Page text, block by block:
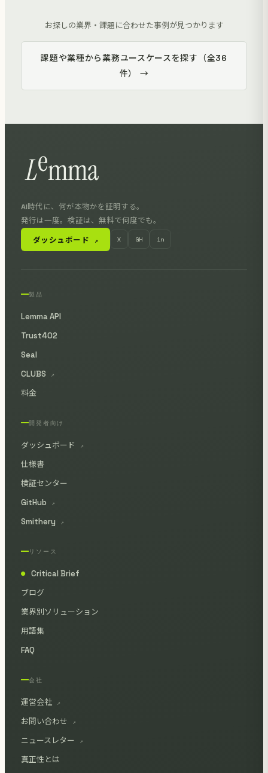
お探しの業界・課題に合わせた事例が見つかります
課題や業種から業務ユースケースを探す（全36
件） →
AI時代に、何が本物かを証明する。
発行は一度。検証は、無料で何度でも。
ダッシュボード ↗ X GH in
製品
Lemma API
Trust402
Seal
CLUBS
↗
料金
開発者向け
ダッシュボード ↗
仕様書
検証センター
GitHub
↗
Smithery ↗
リソース
●
Critical Brief
ブログ
業界別ソリューション
用語集
FAQ
会社
運営会社 ↗
お問い合わせ ↗
ニュースレター ↗
真正性とは